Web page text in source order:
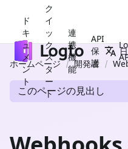
ド
キ
ュ
メ
ン
ト
ク
イ
ッ
ク
ス
タ
ー
ト
連
携
機
能
API
保
護
ホームページ
開発者
このページの見出し